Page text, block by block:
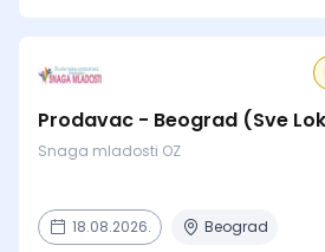
Prodavac - Beograd (Sve
Snaga mladosti OZ
18.08.2026. Beograd